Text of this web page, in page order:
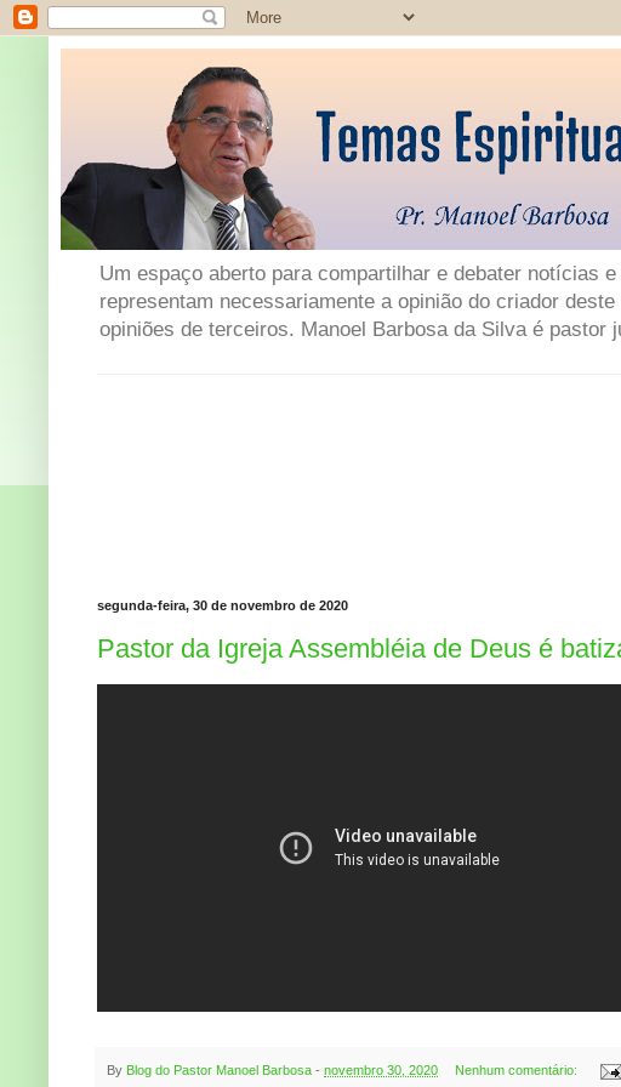
Um espaço aberto para compartilhar e debater notícias
representam necessariamente a opinião do criador
opiniões de terceiros. Manoel Barbosa da Silva é pastor
segunda-feira, 30 de novembro de 2020
Pastor da Igreja Assembléia de Deus é
By Blog do Pastor Manoel Barbosa - novembro 30, 2020 Nenhum comentário: